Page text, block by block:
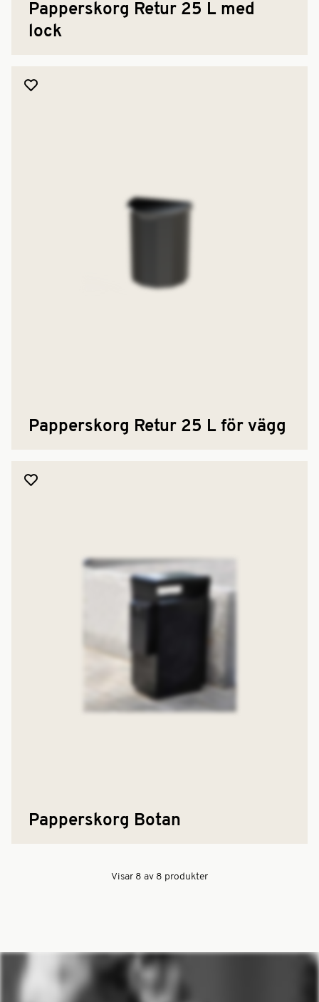
Papperskorg Retur 25 L med
lock
Lägg till produkt i favoriter
Papperskorg Retur 25 L för vägg
Lägg till produkt i favoriter
Papperskorg Botan
Visar 8 av 8 produkter